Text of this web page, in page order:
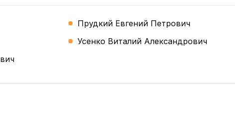
Прудкий Евгений Петрович
Усенко Виталий Александрович